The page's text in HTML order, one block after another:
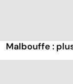
Malbouffe :